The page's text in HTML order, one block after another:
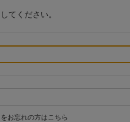
てください。
お忘れの方はこちら